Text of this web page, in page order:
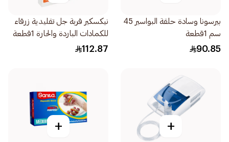
بيرسونا وسادة حلقة البواسير 45
سم 1قطعة
90.85
نيكسكير قربة جل تقليدية زرقاء
للكمادات الباردة والحارة 1قطعة
112.87
+
+